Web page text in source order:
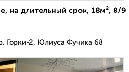
на длительный срок, 18м², 8/9
Горки-2, Юлиуса Фучика 68